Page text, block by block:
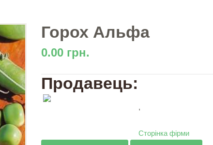
Горох Альфа
0.00 грн.
Продавець:
,
Сторінка фірми